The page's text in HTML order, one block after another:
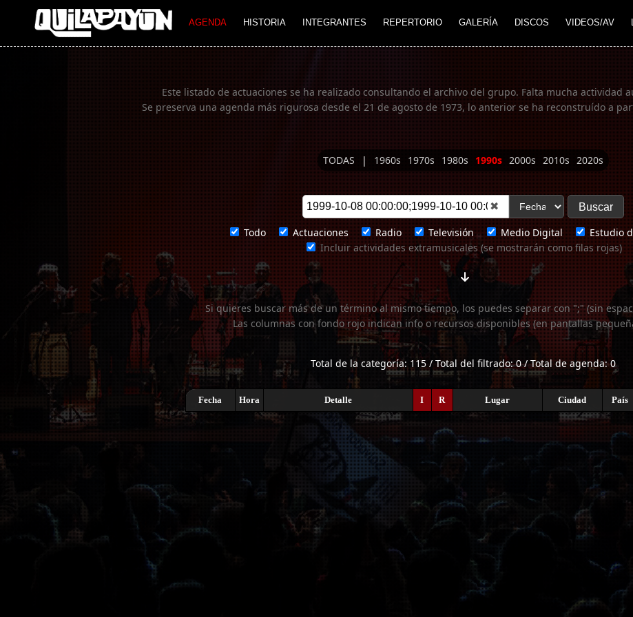
AGENDA HISTORIA INTEGRANTES REPERTORIO GALERÍA DISCOS VIDEOS/AV
Imagen 01
Este listado de actuaciones se ha realizado consultando el archivo del grupo. Falta mucha actividad
Se preserva una agenda más rigurosa desde el 21 de agosto de 1973, lo anterior se ha reconstruído a
TODAS | 1960s 1970s 1980s 1990s 2000s 2010s 2020s
✖
Todo Actuaciones Radio Televisión Medio Digital
Estudio
Incluir actividades extramusicales (se mostrarán como filas rojas)
Si quieres buscar más de un término al mismo tiempo, los puedes separar con ";" (sin
Las columnas con fondo rojo indican info o recursos disponibles (en pantallas
Total de la categoría: 115 / Total del filtrado: 0 / Total de agenda: 0
Fecha Hora Detalle I R Lugar Ciudad País